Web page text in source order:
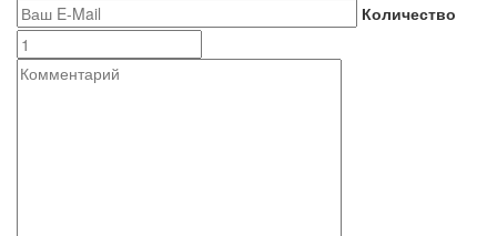
Количество